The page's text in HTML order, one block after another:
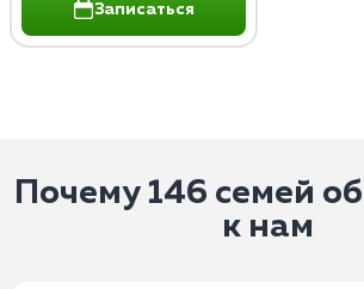
Записаться
Почему 146 семей
к нам